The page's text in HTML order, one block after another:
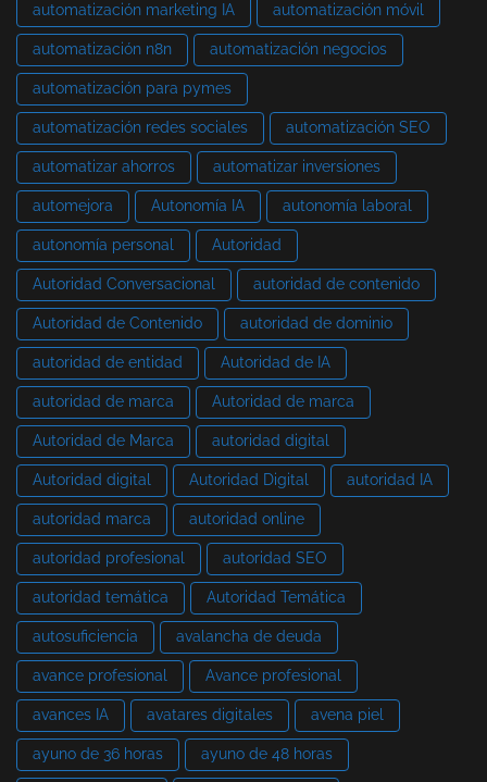
automatización marketing IA automatización móvil
automatización n8n automatización negocios
automatización para pymes
automatización redes sociales automatización SEO
automatizar ahorros automatizar inversiones
automejora Autonomía IA autonomía laboral
autonomía personal Autoridad
Autoridad Conversacional autoridad de contenido
Autoridad de Contenido autoridad de dominio
autoridad de entidad Autoridad de IA
autoridad de marca Autoridad de marca
Autoridad de Marca autoridad digital
Autoridad digital Autoridad Digital autoridad IA
autoridad marca autoridad online
autoridad profesional autoridad SEO
autoridad temática Autoridad Temática
autosuficiencia avalancha de deuda
avance profesional Avance profesional
avances IA avatares digitales avena piel
ayuno de 36 horas ayuno de 48 horas